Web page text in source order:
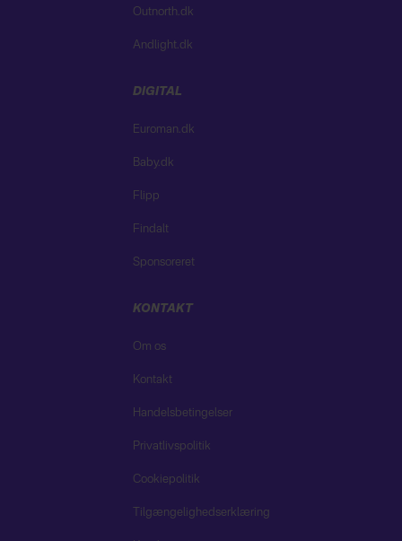
Outnorth.dk
Andlight.dk
DIGITAL
Euroman.dk
Baby.dk
Flipp
Findalt
Sponsoreret
KONTAKT
Om os
Kontakt
Handelsbetingelser
Privatlivspolitik
Cookiepolitik
Tilgængelighedserklæring